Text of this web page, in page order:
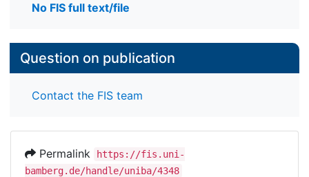
No FIS full text/file
Question on publication
Contact the FIS team
Permalink
https://fis.uni-
bamberg.de/handle/uniba/4348